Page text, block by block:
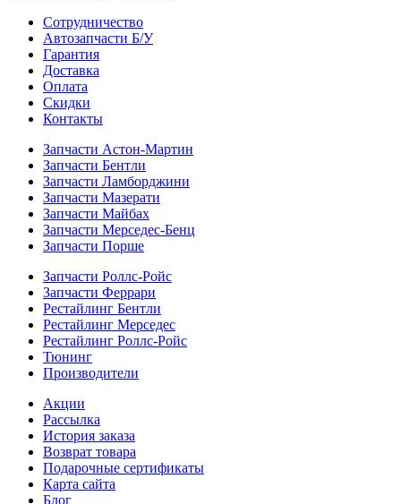
Сотрудничество
Автозапчасти Б/У
Гарантия
Доставка
Оплата
Скидки
Контакты
Запчасти Астон-Мартин
Запчасти Бентли
Запчасти Ламборджини
Запчасти Мазерати
Запчасти Майбах
Запчасти Мерседес-Бенц
Запчасти Порше
Запчасти Роллс-Ройс
Запчасти Феррари
Рестайлинг Бентли
Рестайлинг Мерседес
Рестайлинг Роллс-Ройс
Тюнинг
Производители
Акции
Рассылка
История заказа
Возврат товара
Подарочные сертификаты
Карта сайта
Блог